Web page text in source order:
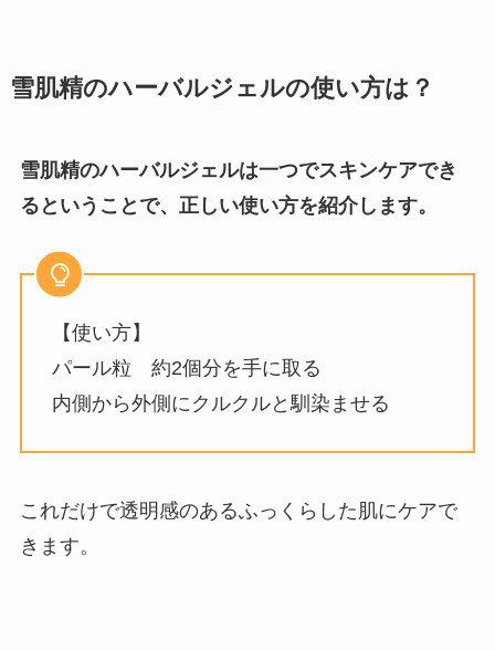
雪肌精のハーバルジェルの使い方は？
雪肌精のハーバルジェルは一つでスキンケアでき
るということで、正しい使い方を紹介します。
【使い方】
パール粒 約2個分を手に取る
内側から外側にクルクルと馴染ませる
これだけで透明感のあるふっくらした肌にケアで
きます。